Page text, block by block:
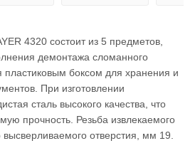
4320 состоит из 5 предметов,
демонтажа сломанного
пластиковым боксом для хранения и
При изготовлении
сталь высокого качества, что
прочность. Резьба извлекаемого
отверстия, мм 19.